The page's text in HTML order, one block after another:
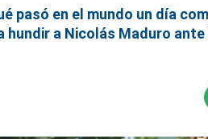
pasó en el mundo un día
hundir a Nicolás Maduro ante